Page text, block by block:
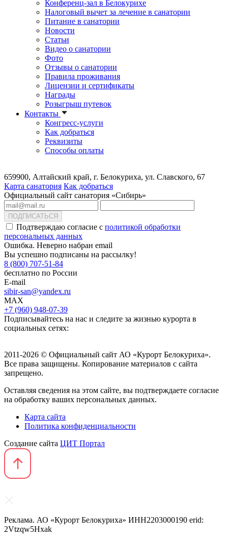
Конференц-зал в Белокурихе
Налоговый вычет за лечение в санатории
Питание в санатории
Новости
Статьи
Видео о санатории
Фото
Отзывы о санатории
Правила проживания
Лицензии и сертификаты
Награды
Розыгрыш путевок
Контакты
Конгресс-услуги
Как добраться
Реквизиты
Способы оплаты
659900, Алтайский край, г. Белокуриха, ул. Славского, 67
Карта санатория Как добраться
Официальный сайт санатория «Сибирь»
ПОДПИСАТЬСЯ
Подтверждаю согласие с политикой обработки
персональных данных
Ошибка. Неверно набран email
Вы успешно подписаны на рассылку!
8 (800) 707-51-84
бесплатно по России
E-mail
sibir-san@yandex.ru
MAX
+7 (960) 948-07-39
Подписывайтесь на нас и следите за жизнью курорта в
социальных сетях:
2011-2026 © Официальный сайт АО «Курорт Белокуриха».
Все права защищены. Копирование материалов с сайта
запрещено.
Оставляя сведения на этом сайте, вы подтверждаете согласие
на обработку ваших персональных данных.
Карта сайта
Политика конфиденциальности
Создание сайта ЦИТ Портал
Реклама. АО «Курорт Белокуриха» ИНН2203000190 erid:
2Vtzqw5Hxak